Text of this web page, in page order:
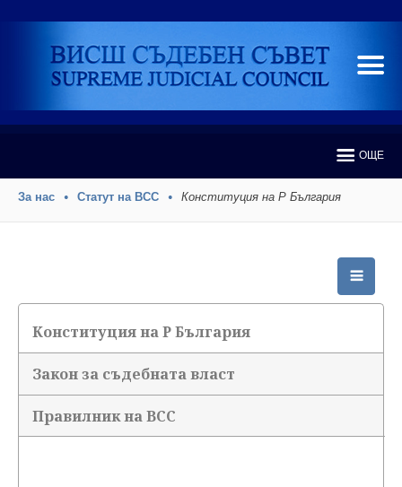
ОЩЕ
За нас Статут на ВСС Конституция на Р България
Конституция на Р България
Закон за съдебната власт
Правилник на ВСС